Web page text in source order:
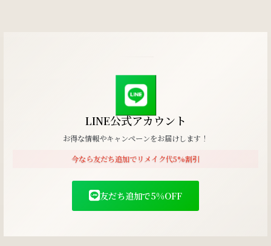
LINE公式アカウント
お得な情報やキャンペーンをお届けします！
今なら友だち追加でリメイク代5%割引
友だち追加で5%OFF